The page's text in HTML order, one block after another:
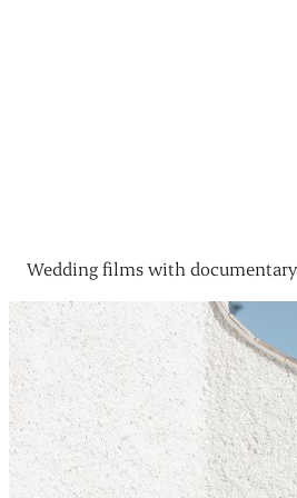
Wedding films with documentary